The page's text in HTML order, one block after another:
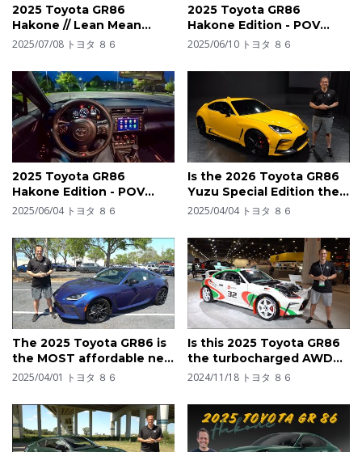
2025 Toyota GR86
Hakone // Lean Mean
Green Machine
2025/07/08 トヨタ ８６
2025 Toyota GR86
Hakone Edition - POV
Test Drive (Binaural
2025/06/10 トヨタ ８６
2025 Toyota GR86
Hakone Edition - POV
Night Drive (Binaural
2025/06/04 トヨタ ８６
Is the 2026 Toyota GR86
Yuzu Special Edition the
BEST new sports car?
2025/04/04 トヨタ ８６
The 2025 Toyota GR86 is
the MOST affordable new
sports car!
2025/04/01 トヨタ ８６
Is this 2025 Toyota GR86
the turbocharged AWD
sports car you would
2024/11/18 トヨタ ８６